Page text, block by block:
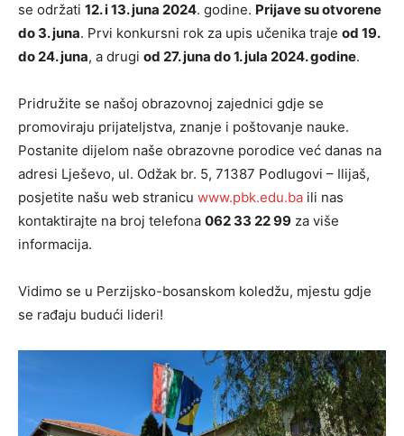
se održati 12. i 13. juna 2024. godine. Prijave su otvorene
do 3. juna. Prvi konkursni rok za upis učenika traje od 19.
do 24. juna, a drugi od 27. juna do 1. jula 2024. godine.
Pridružite se našoj obrazovnoj zajednici gdje se
promoviraju prijateljstva, znanje i poštovanje nauke.
Postanite dijelom naše obrazovne porodice već danas na
adresi Lješevo, ul. Odžak br. 5, 71387 Podlugovi – Ilijaš,
posjetite našu web stranicu www.pbk.edu.ba ili nas
kontaktirajte na broj telefona 062 33 22 99 za više
informacija.
Vidimo se u Perzijsko-bosanskom koledžu, mjestu gdje
se rađaju budući lideri!